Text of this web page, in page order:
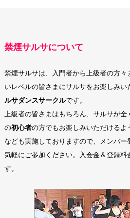
禁煙サルサについて
禁煙サルサは、入門者から上級者の方々
いレベルの皆さまにサルサをお楽しみい
ルサダンスサークルです。
上級者の皆さまはもちろん、サルサが全
の初心者の方でもお楽しみいただけるよ
なども実施しておりますので、メンバー
気軽にご参加ください。入会金＆登録料
す。